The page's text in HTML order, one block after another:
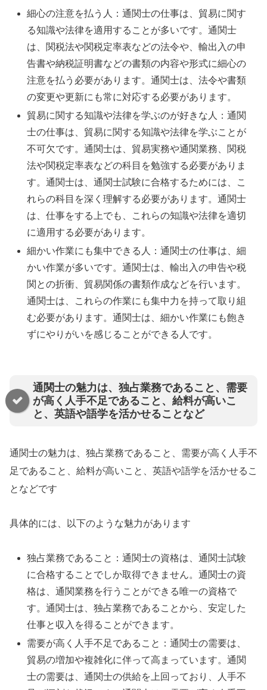
細心の注意を払う人：通関士の仕事は、貿易に関す
る知識や法律を適用することが多いです。通関士
は、関税法や関税定率表などの法令や、輸出入の申
告書や納税証明書などの書類の内容や形式に細心の
注意を払う必要があります。通関士は、法令や書類
の変更や更新にも常に対応する必要があります。
貿易に関する知識や法律を学ぶのが好きな人：通関
士の仕事は、貿易に関する知識や法律を学ぶことが
不可欠です。通関士は、貿易実務や通関業務、関税
法や関税定率表などの科目を勉強する必要がありま
す。通関士は、通関士試験に合格するためには、こ
れらの科目を深く理解する必要があります。通関士
は、仕事をする上でも、これらの知識や法律を適切
に適用する必要があります。
細かい作業にも集中できる人：通関士の仕事は、細
かい作業が多いです。通関士は、輸出入の申告や税
関との折衝、貿易関係の書類作成などを行います。
通関士は、これらの作業にも集中力を持って取り組
む必要があります。通関士は、細かい作業にも飽き
ずにやりがいを感じることができる人です。
通関士の魅力は、独占業務であること、需要
が高く人手不足であること、給料が高いこ
と、英語や語学を活かせることなど
通関士の魅力は、独占業務であること、需要が高く人手不
足であること、給料が高いこと、英語や語学を活かせるこ
となどです
具体的には、以下のような魅力があります
独占業務であること：通関士の資格は、通関士試験
に合格することでしか取得できません。通関士の資
格は、通関業務を行うことができる唯一の資格で
す。通関士は、独占業務であることから、安定した
仕事と収入を得ることができます。
需要が高く人手不足であること：通関士の需要は、
貿易の増加や複雑化に伴って高まっています。通関
士の需要は、通関士の供給を上回っており、人手不